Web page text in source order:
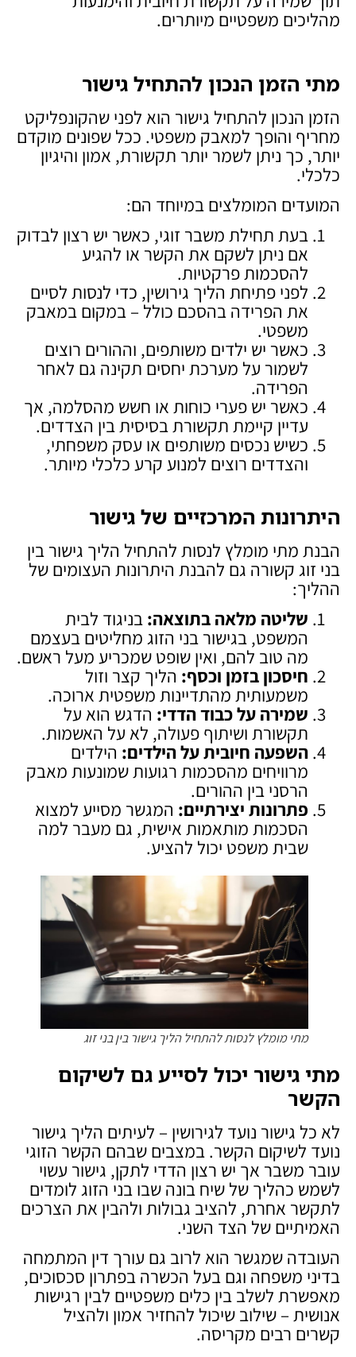
מהליכים משפטיים מיותרים.
מתי הזמן הנכון להתחיל גישור
הזמן הנכון להתחיל גישור הוא לפני שהקונפליקט
מחריף והופך למאבק משפטי. ככל שפונים מוקדם
יותר, כך ניתן לשמר יותר תקשורת, אמון והיגיון
כלכלי.
המועדים המומלצים במיוחד הם:
בעת תחילת משבר זוגי, כאשר יש רצון לבדוק
אם ניתן לשקם את הקשר או להגיע
להסכמות פרקטיות.
לפני פתיחת הליך גירושין, כדי לנסות לסיים
את הפרידה בהסכם כולל – במקום במאבק
משפטי.
כאשר יש ילדים משותפים, וההורים רוצים
לשמור על מערכת יחסים תקינה גם לאחר
הפרידה.
כאשר יש פערי כוחות או חשש מהסלמה, אך
עדיין קיימת תקשורת בסיסית בין הצדדים.
כשיש נכסים משותפים או עסק משפחתי,
והצדדים רוצים למנוע קרע כלכלי מיותר.
היתרונות המרכזיים של גישור
הבנת מתי מומלץ לנסות להתחיל הליך גישור בין
בני זוג קשורה גם להבנת היתרונות העצומים של
ההליך:
שליטה מלאה בתוצאה: בניגוד לבית
המשפט, בגישור בני הזוג מחליטים בעצמם
מה טוב להם, ואין שופט שמכריע מעל ראשם.
חיסכון בזמן וכסף: הליך קצר וזול
משמעותית מהתדיינות משפטית ארוכה.
שמירה על כבוד הדדי: הדגש הוא על
תקשורת ושיתוף פעולה, לא על האשמות.
השפעה חיובית על הילדים: הילדים
מרוויחים מהסכמות רגועות שמונעות מאבק
הרסני בין ההורים.
פתרונות יצירתיים: המגשר מסייע למצוא
הסכמות מותאמות אישית, גם מעבר למה
שבית משפט יכול להציע.
מתי מומלץ לנסות להתחיל הליך גישור בין בני זוג
מתי גישור יכול לסייע גם לשיקום
הקשר
לא כל גישור נועד לגירושין – לעיתים הליך גישור
נועד לשיקום הקשר. במצבים שבהם הקשר הזוגי
עובר משבר אך יש רצון הדדי לתקן, גישור עשוי
לשמש כהליך של שיח בונה שבו בני הזוג לומדים
לתקשר אחרת, להציב גבולות ולהבין את הצרכים
האמיתיים של הצד השני.
העובדה שמגשר הוא לרוב גם עורך דין המתמחה
בדיני משפחה וגם בעל הכשרה בפתרון סכסוכים,
מאפשרת לשלב בין כלים משפטיים לבין רגישות
אנושית – שילוב שיכול להחזיר אמון ולהציל
קשרים רבים מקריסה.